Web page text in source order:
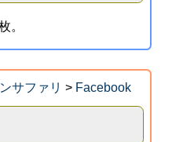
。
サファリ > Facebook